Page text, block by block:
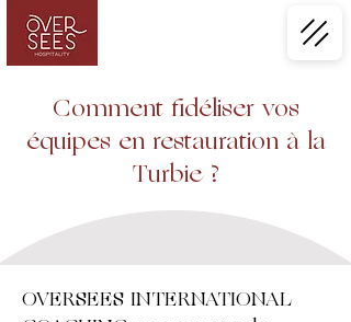
Comment fidéliser vos
équipes en restauration à la
Turbie ?
OVERSEES INTERNATIONAL